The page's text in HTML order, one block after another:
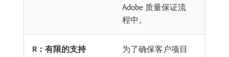
Adobe 质量保证流
程中。
R：有限的支持
为了确保客户项目